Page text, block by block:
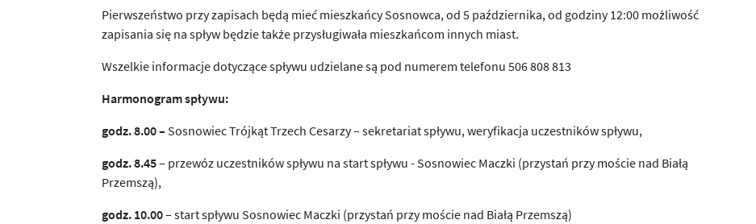
Pierwszeństwo przy zapisach będą mieć mieszkańcy Sosnowca, od 5 października, od godziny 12:00 możliwość
zapisania się na spływ będzie także przysługiwała mieszkańcom innych miast.
Wszelkie informacje dotyczące spływu udzielane są pod numerem telefonu 506 808 813
Harmonogram spływu:
godz. 8.00 – Sosnowiec Trójkąt Trzech Cesarzy – sekretariat spływu, weryfikacja uczestników spływu,
godz. 8.45– przewóz uczestników spływu na start spływu - Sosnowiec Maczki (przystań przy moście nad Białą
Przemszą),
godz. 10.00– start spływu Sosnowiec Maczki (przystań przy moście nad Białą Przemszą)